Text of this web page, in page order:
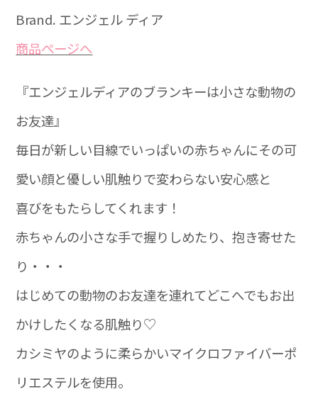
Brand. エンジェル ディア
商品ぺージへ
『エンジェルディアのブランキーは小さな動物の
お友達』
毎日が新しい目線でいっぱいの赤ちゃんにその可
愛い顔と優しい肌触りで変わらない安心感と
喜びをもたらしてくれます！
赤ちゃんの小さな手で握りしめたり、抱き寄せた
り・・・
はじめての動物のお友達を連れてどこへでもお出
かけしたくなる肌触り♡
カシミヤのように柔らかいマイクロファイバーポ
リエステルを使用。